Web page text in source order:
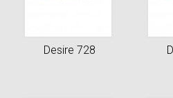
Desire 728